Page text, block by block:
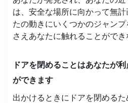
は、安全な場所に向かって無
たの動きにいくつかのジャン
さえあなたに触れることができ
ドアを閉めることはあなたが
ができます
出かけるときにドアを閉める